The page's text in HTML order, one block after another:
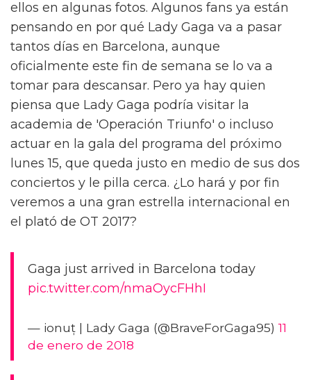
ellos en algunas fotos. Algunos fans ya están
pensando en por qué Lady Gaga va a pasar
tantos días en Barcelona, aunque
oficialmente este fin de semana se lo va a
tomar para descansar. Pero ya hay quien
piensa que Lady Gaga podría visitar la
academia de 'Operación Triunfo' o incluso
actuar en la gala del programa del próximo
lunes 15, que queda justo en medio de sus dos
conciertos y le pilla cerca. ¿Lo hará y por fin
veremos a una gran estrella internacional en
el plató de OT 2017?
Gaga just arrived in Barcelona today
pic.twitter.com/nmaOycFHhI
— ionuț | Lady Gaga (@BraveForGaga95)11
de enero de 2018